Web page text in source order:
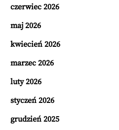
czerwiec 2026
maj 2026
kwiecień 2026
marzec 2026
luty 2026
styczeń 2026
grudzień 2025